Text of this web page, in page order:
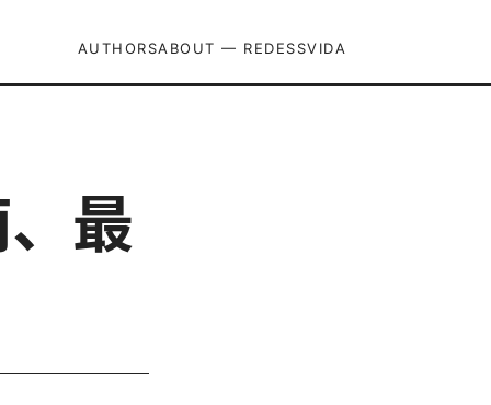
AUTHORSABOUT — REDESSVIDA
最